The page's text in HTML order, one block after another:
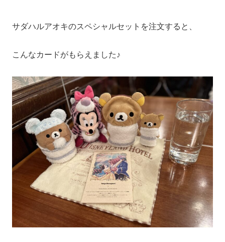
サダハルアオキのスペシャルセットを注文すると、
こんなカードがもらえました♪